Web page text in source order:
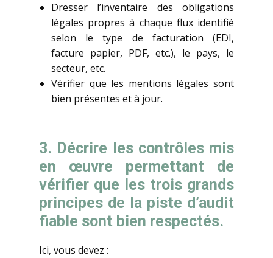
Dresser l’inventaire des obligations
légales propres à chaque flux identifié
selon le type de facturation (EDI,
facture papier, PDF, etc.), le pays, le
secteur, etc.
Vérifier que les mentions légales sont
bien présentes et à jour.
3. Décrire les contrôles mis
en œuvre permettant de
vérifier que les trois grands
principes de la piste d’audit
fiable sont bien respectés.
Ici, vous devez :